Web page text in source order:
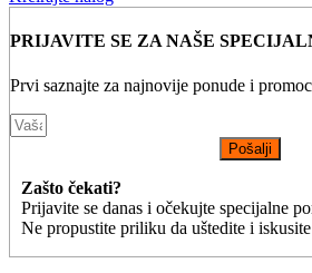
PRIJAVITE SE ZA NAŠE
Prvi saznajte za najnovije ponude i
Pošalji
Zašto čekati?
Prijavite se danas i očekujte specijalne
Ne propustite priliku da uštedite i